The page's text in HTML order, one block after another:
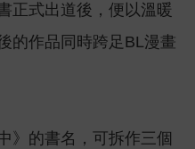
正式出道後，便以溫暖
的作品同時跨足BL漫畫
》的書名，可拆作三個